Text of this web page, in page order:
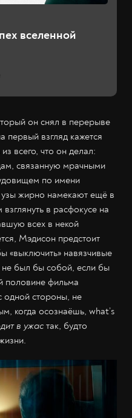
вселенной
он снял в перерыве
первый взгляд кажется
всего, что он делал:
связанную мрачными
по имени
жирно намекают ещё в
в расфокусе на
всех в некой
Мэдисон предстоит
«выключить» навязчивые
был бы собой, если бы
половине фильма
одной стороны, не
когда осознаёшь, what’s
в ужас так, будто